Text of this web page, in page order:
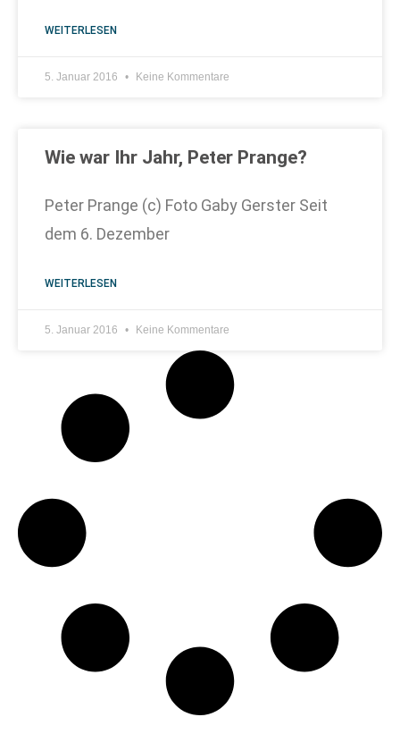
WEITERLESEN
5. Januar 2016 Keine Kommentare
Wie war Ihr Jahr, Peter Prange?
Peter Prange (c) Foto Gaby Gerster Seit
dem 6. Dezember
WEITERLESEN
5. Januar 2016 Keine Kommentare